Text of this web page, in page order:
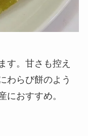
す。甘さも控え
わらび餅のよう
におすすめ。